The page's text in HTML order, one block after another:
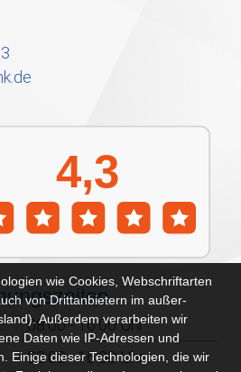
08:00 - 16:00 Uhr
08:00 - 16:00 Uhr
wie Cookies, Webschriftarten
von Drittanbietern im außer-
Außerdem verarbeiten wir
Daten wie IP-Adressen und
Einige dieser Technologien, die wir